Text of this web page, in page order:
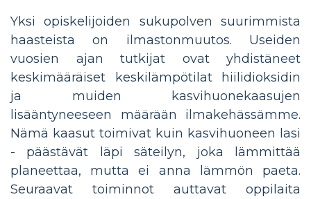
Yksi opiskelijoiden sukupolven suurimmista
haasteista on ilmastonmuutos. Useiden
vuosien ajan tutkijat ovat yhdistäneet
keskimääräiset keskilämpötilat hiilidioksidin
ja muiden kasvihuonekaasujen
lisääntyneeseen määrään ilmakehässämme.
Nämä kaasut toimivat kuin kasvihuoneen lasi
- päästävät läpi säteilyn, joka lämmittää
planeettaa, mutta ei anna lämmön paeta.
Seuraavat toiminnot auttavat oppilaita